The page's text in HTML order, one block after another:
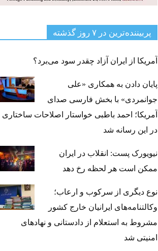
پربیننده‌ترین‌ در ۷ روز گذشته
آمریکا از ایران آزاد چقدر سود می‌برد؟
پایان دادن به همکاری «علی
جوانمردی» با بخش فارسی صدای
آمریکا؛ احمد باطبی خواستار اصلاحات ساختاری
در این رسانه شد
نیویورک پست: انقلاب در ایران
ممکن است هر لحظه رخ دهد
نوع دیگری از سرکوب و ارعاب؛
وکالتنامه‌های ایرانیان خارج کشور
مشروط به استعلام از دادستانی و نهادهای
امنیتی شد